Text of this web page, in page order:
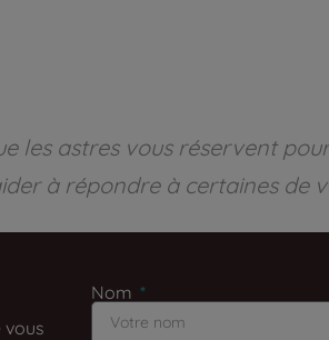
les astres vous réservent
à répondre à certaines de
vous
Nom